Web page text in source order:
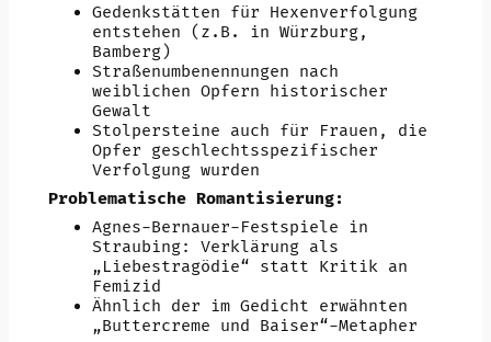
Gedenkstätten für Hexenverfolgung
entstehen (z.B. in Würzburg,
Bamberg)
Straßenumbenennungen nach
weiblichen Opfern historischer
Gewalt
Stolpersteine auch für Frauen, die
Opfer geschlechtsspezifischer
Verfolgung wurden
Problematische Romantisierung:
Agnes-Bernauer-Festspiele in
Straubing: Verklärung als
„Liebestragödie“ statt Kritik an
Femizid
Ähnlich der im Gedicht erwähnten
„Buttercreme und Baiser“-Metapher